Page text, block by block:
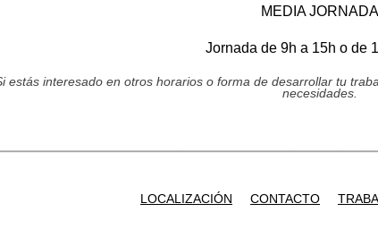
MEDIA JORNADA
Jornada de 9h a 15h o de
estás interesado en otros horarios o forma de desarrollar tu
necesidades.
LOCALIZACIÓN CONTACTO